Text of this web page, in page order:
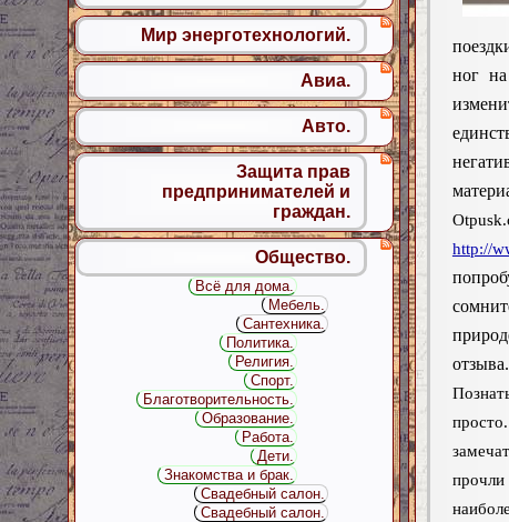
ног
http://
отзыва.
Мир энерготехнологий.
Авиа.
Авто.
Защита прав
предпринимателей и
граждан.
Общество.
Всё для дома.
Мебель.
Сантехника.
Политика.
Религия.
Спорт.
Благотворительность.
Образование.
Работа.
Дети.
Знакомства и брак.
Свадебный салон.
Свадебный салон.